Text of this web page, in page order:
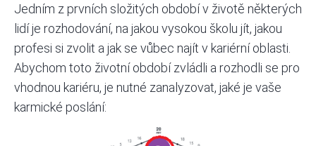
Jedním z prvních složitých období v životě některých
lidí je rozhodování, na jakou vysokou školu jít, jakou
profesi si zvolit a jak se vůbec najít v kariérní oblasti.
Abychom toto životní období zvládli a rozhodli se pro
vhodnou kariéru, je nutné zanalyzovat, jaké je vaše
karmické poslání: